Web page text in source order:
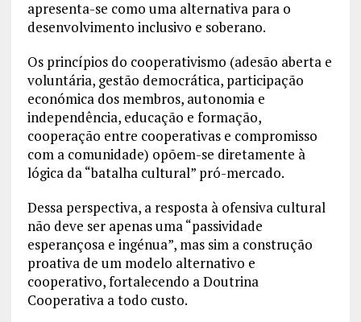
apresenta-se como uma alternativa para o
desenvolvimento inclusivo e soberano.
Os princípios do cooperativismo (adesão aberta e
voluntária, gestão democrática, participação
económica dos membros, autonomia e
independência, educação e formação,
cooperação entre cooperativas e compromisso
com a comunidade) opõem-se diretamente à
lógica da “batalha cultural” pró-mercado.
Dessa perspectiva, a resposta à ofensiva cultural
não deve ser apenas uma “passividade
esperançosa e ingénua”, mas sim a construção
proativa de um modelo alternativo e
cooperativo, fortalecendo a Doutrina
Cooperativa a todo custo.